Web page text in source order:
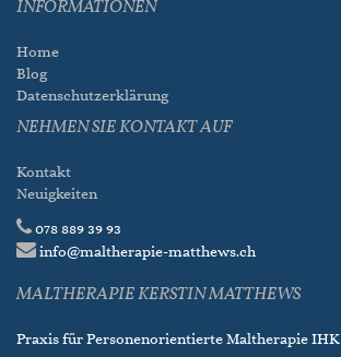
INFORMATIONEN
Home
Blog
Datenschutzerklärung
NEHMEN SIE KONTAKT AUF
Kontakt
Neuigkeiten
078 889 39 93
info@maltherapie-matthews.ch
MALTHERAPIE KERSTIN MATTHEWS
Praxis für Personenorientierte Maltherapie IHK